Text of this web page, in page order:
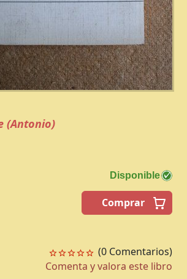
(Antonio)
Disponible
Comprar
(0 Comentarios)
Comenta y valora este libro